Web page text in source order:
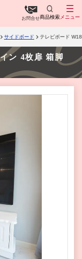
お問合せ商品検索 メニュー
サイドボード テレビボード
ン 4枚扉 箱脚